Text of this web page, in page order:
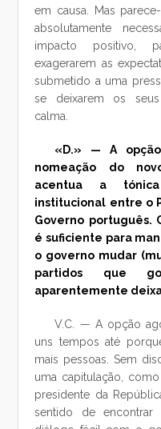
em causa. Mas
absolutamente
impacto positivo,
exagerarem as
submetido a uma
se deixarem os
calma.
«D.» — A
nomeação do
acentua a
institucional entre o
Governo português.
é suficiente para
o governo mudar
partidos que
aparentemente
V.C. — A opção
uns tempos até
mais pessoas. Sem
uma capitulação,
presidente da
sentido de